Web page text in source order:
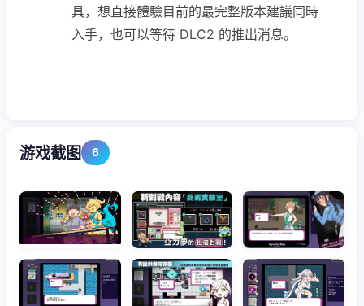
具，想直接體驗目前的最完整版本建議同時
入手，也可以等待 DLC2 的推出消息。
游戏截图 6